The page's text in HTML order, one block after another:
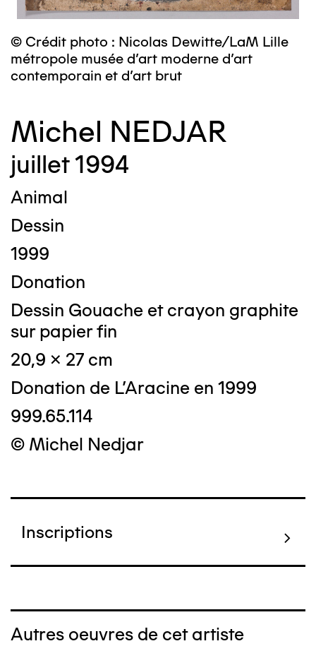
© Crédit photo : Nicolas Dewitte/LaM Lille
métropole musée d’art moderne d’art
contemporain et d’art brut
Michel NEDJAR
juillet 1994
Animal
Dessin
1999
Donation
Dessin Gouache et crayon graphite
sur papier fin
20,9 x 27 cm
Donation de L'Aracine en 1999
999.65.114
© Michel Nedjar
Inscriptions
Autres oeuvres de cet artiste